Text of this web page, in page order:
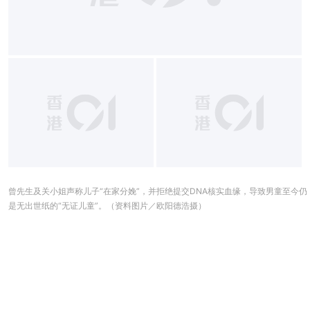
曾先生及关小姐声称儿子“在家分娩”，并拒绝提交DNA核实血缘，导致男童至今仍
是无出世纸的“无证儿童”。（资料图片／欧阳德浩摄）